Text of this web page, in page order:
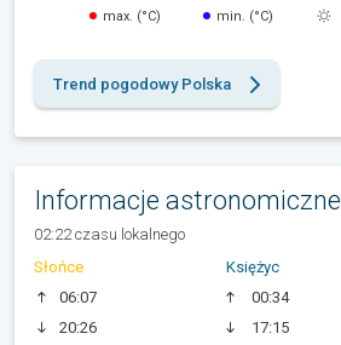
max. (°C) min. (°C)
Trend pogodowy Polska
Informacje astronomiczne
02:22 czasu lokalnego
Słońce
06:07
20:26
Księżyc
00:34
17:15